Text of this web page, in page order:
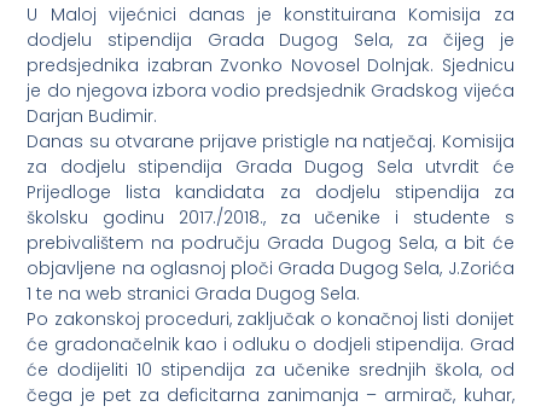
U Maloj vijećnici danas je konstituirana Komisija za
dodjelu stipendija Grada Dugog Sela, za čijeg je
predsjednika izabran Zvonko Novosel Dolnjak. Sjednicu
je do njegova izbora vodio predsjednik Gradskog vijeća
Darjan Budimir.
Danas su otvarane prijave pristigle na natječaj. Komisija
za dodjelu stipendija Grada Dugog Sela utvrdit će
Prijedloge lista kandidata za dodjelu stipendija za
školsku godinu 2017./2018., za učenike i studente s
prebivalištem na području Grada Dugog Sela, a bit će
objavljene na oglasnoj ploči Grada Dugog Sela, J.Zorića
1 te na web stranici Grada Dugog Sela.
Po zakonskoj proceduri, zaključak o konačnoj listi donijet
će gradonačelnik kao i odluku o dodjeli stipendija. Grad
će dodijeliti 10 stipendija za učenike srednjih škola, od
čega je pet za deficitarna zanimanja – armirač, kuhar,